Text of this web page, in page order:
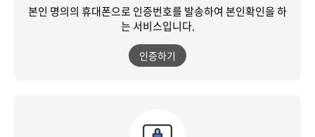
본인 명의의 휴대폰으로 인증번호를 발송하여 본인확인을 하
는 서비스입니다.
인증하기